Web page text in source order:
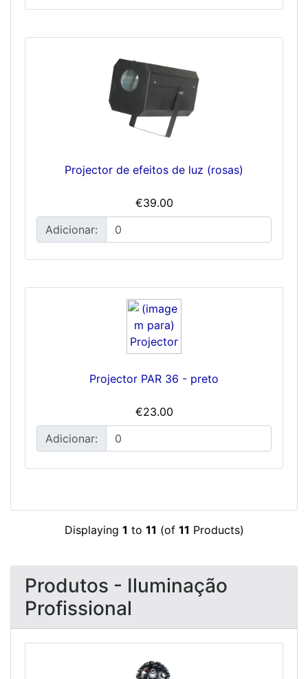
Projector de efeitos de luz (rosas)
€39.00
Adicionar:
Projector PAR 36 - preto
€23.00
Adicionar:
Displaying 1 to 11 (of 11 Products)
Produtos - Iluminação
Profissional